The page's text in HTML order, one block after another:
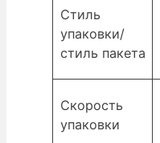
Стиль
упаковки/
стиль пакета
Скорость
упаковки